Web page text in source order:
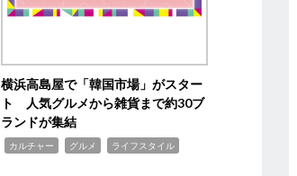
横浜高島屋で「韓国市場」がスター
ト 人気グルメから雑貨まで約30ブ
ランドが集結
カルチャー グルメ ライフスタイル